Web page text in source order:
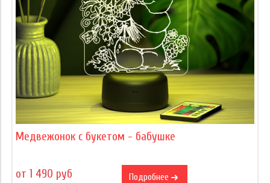
Медвежонок с букетом - бабушке
от 1 490 руб Подробнее